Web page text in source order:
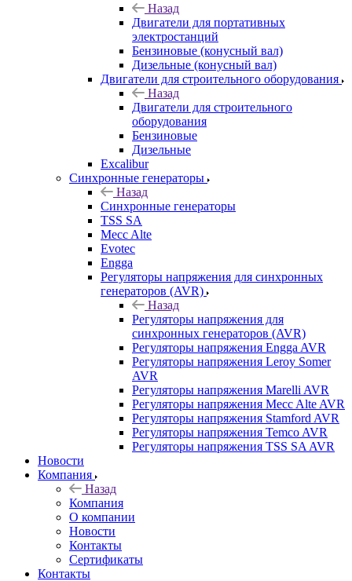
Назад
Двигатели для портативных
электростанций
Бензиновые (конусный вал)
Дизельные (конусный вал)
Двигатели для строительного оборудования
Назад
Двигатели для строительного
оборудования
Бензиновые
Дизельные
Excalibur
Синхронные генераторы
Назад
Синхронные генераторы
TSS SA
Mecc Alte
Evotec
Engga
Регуляторы напряжения для синхронных
генераторов (AVR)
Назад
Регуляторы напряжения для
синхронных генераторов (AVR)
Регуляторы напряжения Engga AVR
Регуляторы напряжения Leroy Somer
AVR
Регуляторы напряжения Marelli AVR
Регуляторы напряжения Mecc Alte AVR
Регуляторы напряжения Stamford AVR
Регуляторы напряжения Temco AVR
Регуляторы напряжения TSS SA AVR
Новости
Компания
Назад
Компания
О компании
Новости
Контакты
Сертификаты
Контакты